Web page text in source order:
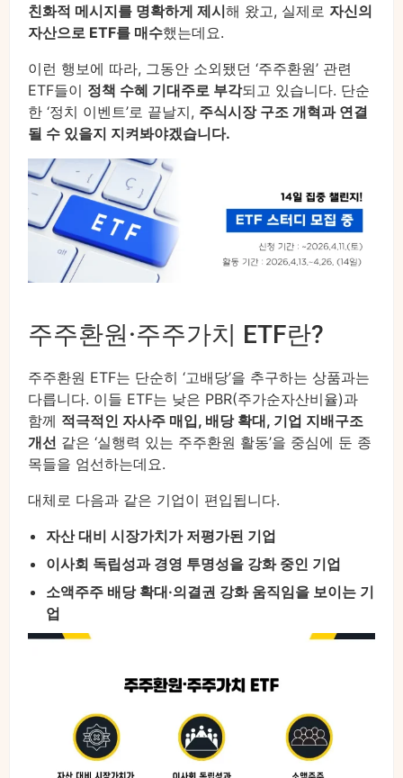
친화적 메시지를 명확하게 제시해 왔고, 실제로 자신의
자산으로 ETF를 매수했는데요.
이런 행보에 따라, 그동안 소외됐던 ‘주주환원’ 관련
ETF들이 정책 수혜 기대주로 부각되고 있습니다. 단순
한 ‘정치 이벤트’로 끝날지, 주식시장 구조 개혁과 연결
될 수 있을지 지켜봐야겠습니다.
주주환원·주주가치 ETF란?
주주환원 ETF는 단순히 ‘고배당’을 추구하는 상품과는
다릅니다. 이들 ETF는 낮은 PBR(주가순자산비율)과
함께 적극적인 자사주 매입, 배당 확대, 기업 지배구조
개선 같은 ‘실행력 있는 주주환원 활동’을 중심에 둔 종
목들을 엄선하는데요.
대체로 다음과 같은 기업이 편입됩니다.
자산 대비 시장가치가 저평가된 기업
이사회 독립성과 경영 투명성을 강화 중인 기업
소액주주 배당 확대·의결권 강화 움직임을 보이는 기
업